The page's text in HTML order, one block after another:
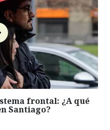
frontal: ¿A qué
Santiago?